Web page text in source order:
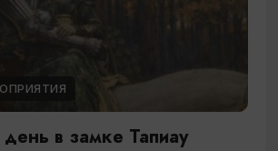
в замке Тапиау